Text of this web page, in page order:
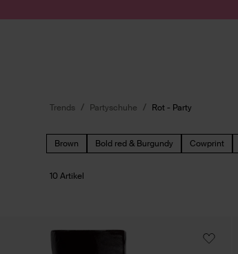
Trends Partyschuhe Rot - Party
Brown Bold red & Burgundy Cowprint
10 Artikel